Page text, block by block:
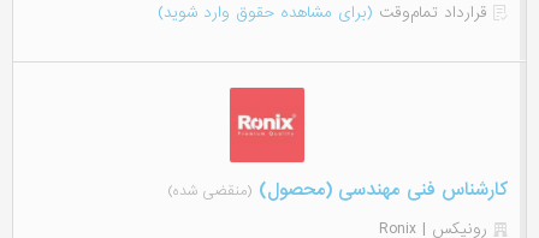
قرارداد تمام‌وقت (برای مشاهده حقوق وارد شوید)
کارشناس فنی مهندسی (محصول) (منقضی شده)
رونیکس | Ronix